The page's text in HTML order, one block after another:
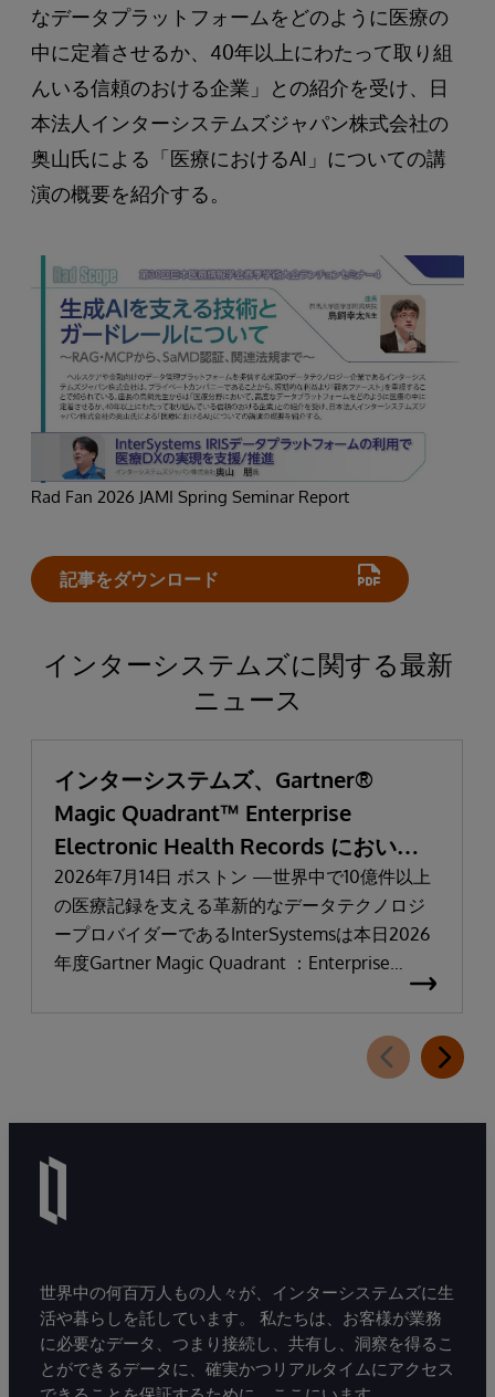
なデータプラットフォームをどのように医療の
中に定着させるか、40年以上にわたって取り組
んいる信頼のおける企業」との紹介を受け、日
本法人インターシステムズジャパン株式会社の
奥山氏による「医療におけるAI」についての講
演の概要を紹介する。
Rad Fan 2026 JAMI Spring Seminar Report
記事をダウンロード
インターシステムズに関する最新
ニュース
インターシステムズ、Gartner®
Magic Quadrant™ Enterprise
Electronic Health Records において
「リーダー」と評価される
2026年7月14日 ボストン —世界中で10億件以上
の医療記録を支える革新的なデータテクノロジ
ープロバイダーであるInterSystemsは本日2026
年度Gartner Magic Quadrant ：Enterprise
Electronic Health Records（医療機関向け電子カ
世界中の何百万人もの人々が、インターシステムズに生
活や暮らしを託しています。 私たちは、お客様が業務
に必要なデータ、つまり接続し、共有し、洞察を得るこ
とができるデータに、確実かつリアルタイムにアクセス